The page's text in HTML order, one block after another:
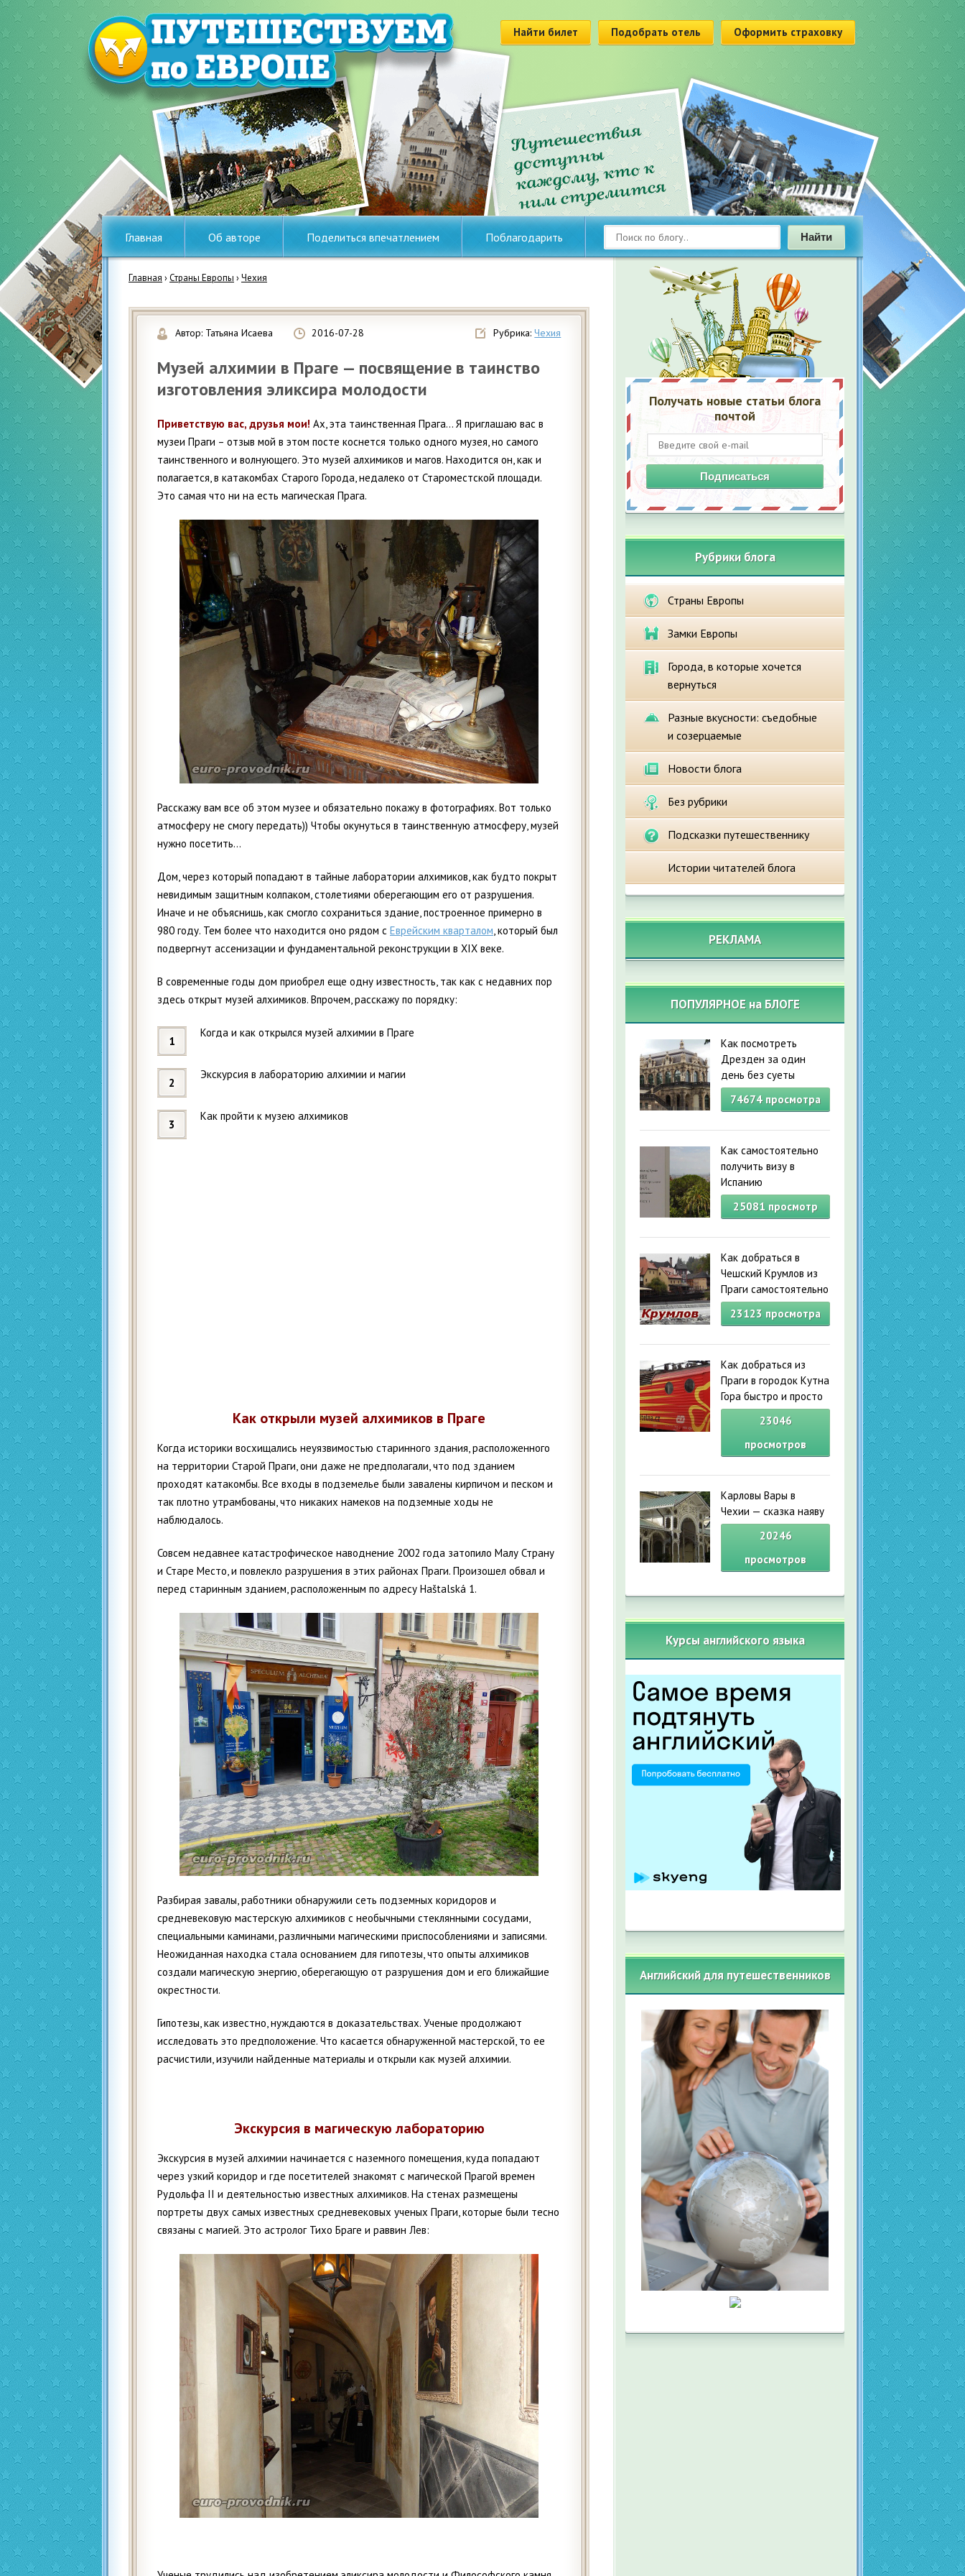
Найти билет Подобрать отель Оформить страховку
Главная Об авторе Поделиться впечатлением Поблагодарить Найти
Главная ›Страны Европы ›Чехия
Рубрика:Чехия
Автор: Татьяна Исаева 2016-07-28
Музей алхимии в Праге — посвящение в таинство
изготовления эликсира молодости
Приветствую вас, друзья мои! Ах, эта таинственная Прага… Я приглашаю вас в
музеи Праги – отзыв мой в этом посте коснется только одного музея, но самого
таинственного и волнующего. Это музей алхимиков и магов. Находится он, как и
полагается, в катакомбах Старого Города, недалеко от Староместской площади.
Это самая что ни на есть магическая Прага.
Расскажу вам все об этом музее и обязательно покажу в фотографиях. Вот только
атмосферу не смогу передать)) Чтобы окунуться в таинственную атмосферу, музей
нужно посетить…
Дом, через который попадают в тайные лаборатории алхимиков, как будто покрыт
невидимым защитным колпаком, столетиями оберегающим его от разрушения.
Иначе и не объяснишь, как смогло сохраниться здание, построенное примерно в
980 году. Тем более что находится оно рядом с Еврейским кварталом , который был
подвергнут ассенизации и фундаментальной реконструкции в XIX веке.
В современные годы дом приобрел еще одну известность, так как с недавних пор
здесь открыт музей алхимиков. Впрочем, расскажу по порядку:
Когда и как открылся музей алхимии в Праге
Экскурсия в лабораторию алхимии и магии
Как пройти к музею алхимиков
Как открыли музей алхимиков в Праге
Когда историки восхищались неуязвимостью старинного здания, расположенного
на территории Старой Праги, они даже не предполагали, что под зданием
проходят катакомбы. Все входы в подземелье были завалены кирпичом и песком и
так плотно утрамбованы, что никаких намеков на подземные ходы не
наблюдалось.
Совсем недавнее катастрофическое наводнение 2002 года затопило Малу Страну
и Старе Место, и повлекло разрушения в этих районах Праги. Произошел обвал и
перед старинным зданием, расположенным по адресу Haštalská 1.
Разбирая завалы, работники обнаружили сеть подземных коридоров и
средневековую мастерскую алхимиков с необычными стеклянными сосудами,
специальными каминами, различными магическими приспособлениями и записями.
Неожиданная находка стала основанием для гипотезы, что опыты алхимиков
создали магическую энергию, оберегающую от разрушения дом и его ближайшие
окрестности.
Гипотезы, как известно, нуждаются в доказательствах. Ученые продолжают
исследовать это предположение. Что касается обнаруженной мастерской, то ее
расчистили, изучили найденные материалы и открыли как музей алхимии.
Экскурсия в магическую лабораторию
Экскурсия в музей алхимии начинается с наземного помещения, куда попадают
через узкий коридор и где посетителей знакомят с магической Прагой времен
Рудольфа II и деятельностью известных алхимиков. На стенах размещены
портреты двух самых известных средневековых ученых Праги, которые были тесно
связаны с магией. Это астролог Тихо Браге и раввин Лев:
Получать новые статьи блога
почтой
Подписаться
Рубрики блога
Страны Европы
Замки Европы
Города, в которые хочется
вернуться
Разные вкусности: съедобные
и созерцаемые
Новости блога
Без рубрики
Подсказки путешественнику
Истории читателей блога
РЕКЛАМА
ПОПУЛЯРНОЕ на БЛОГЕ
Как посмотреть
Дрезден за один
день без суеты
74674просмотра
Как самостоятельно
получить визу в
Испанию
25081 просмотр
Как добраться в
Чешский Крумлов из
Праги самостоятельно
23123 просмотра
Как добраться из
Праги в городок Кутна
Гора быстро и просто
23046
просмотров
Карловы Вары в
Чехии — сказка наяву
20246
просмотров
Курсы английского языка
Английский для путешественников